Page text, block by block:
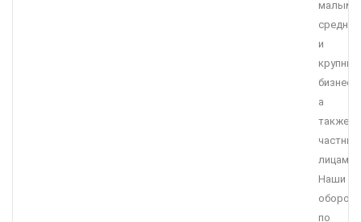
малым,
средним
и
крупным
а
также
лицами.
Наши
по